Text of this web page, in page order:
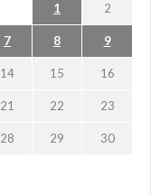
1 2
7 8 9
14 15 16
21 22 23
28 29 30